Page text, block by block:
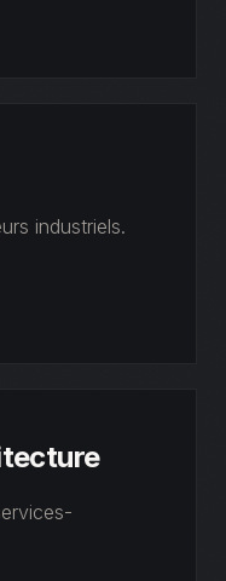
industriels.